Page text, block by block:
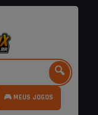
🔍
🎮 MEUS JOGOS